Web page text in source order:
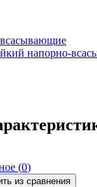
напорно-
(0)
из сравнения